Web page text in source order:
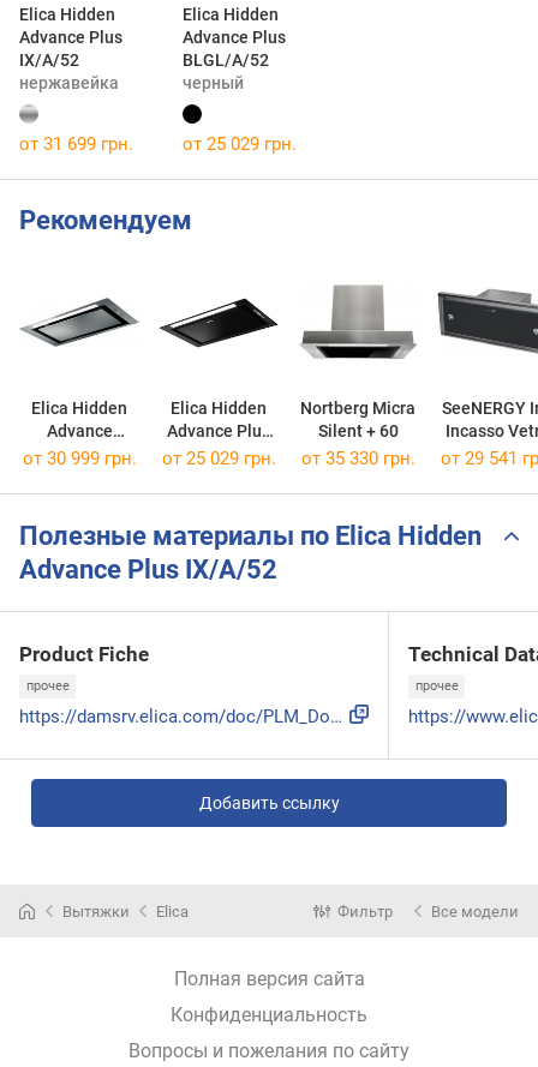
Elica Hidden
Advance Plus
IX/A/52
нержавейка
Elica Hidden
Advance Plus
BLGL/A/52
черный
от 31 699 грн. от 25 029 грн.
Рекомендуем
Elica Hidden
Advance
IX/A/52
Elica Hidden
Advance Plus
BLGL/A/52
Nortberg Micra
Silent + 60
SeeNERGY
Incasso
56 BL
от 30 999 грн. от 25 029 грн. от 35 330 грн. от 29 541
Полезные материалы по Elica Hidden
Advance Plus IX/A/52
Product Fiche
прочее
https://damsrv.elica.com/doc/PLM_Documents/PF/PF-PRF0183971...
Technical
прочее
Добавить ссылку
Вытяжки Elica Фильтр Все модели
Полная версия сайта
Конфиденциальность
Вопросы и пожелания по сайту